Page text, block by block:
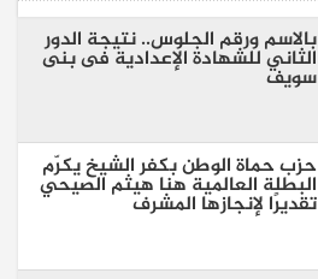
بالاسم ورقم الجلوس.. نتيجة الدور
الثاني للشهادة الإعدادية فى بنى
سويف
حزب حماة الوطن بكفر الشيخ يكرّم
البطلة العالمية هنا هيثم الصيحي
تقديرًا لإنجازها المشرف